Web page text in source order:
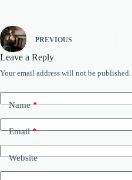
PREVIOUS
Leave a Reply
Your email address will not be published.
Name*
Email*
Website